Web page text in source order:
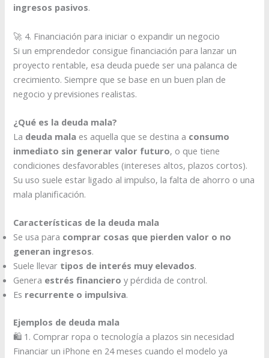
ingresos pasivos.
🚀 4. Financiación para iniciar o expandir un negocio
Si un emprendedor consigue financiación para lanzar un
proyecto rentable, esa deuda puede ser una palanca de
crecimiento. Siempre que se base en un buen plan de
negocio y previsiones realistas.
¿Qué es la deuda mala?
La deuda mala es aquella que se destina a consumo
inmediato sin generar valor futuro, o que tiene
condiciones desfavorables (intereses altos, plazos cortos).
Su uso suele estar ligado al impulso, la falta de ahorro o una
mala planificación.
Características de la deuda mala
Se usa para comprar cosas que pierden valor o no
generan ingresos.
Suele llevar tipos de interés muy elevados.
Genera estrés financiero y pérdida de control.
Es recurrente o impulsiva.
Ejemplos de deuda mala
🛍 1. Comprar ropa o tecnología a plazos sin necesidad
Financiar un iPhone en 24 meses cuando el modelo ya